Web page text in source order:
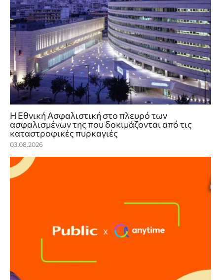
Η Εθνική Ασφαλιστική στο πλευρό των
ασφαλισμένων της που δοκιμάζονται από τις
καταστροφικές πυρκαγιές
03.08.2026